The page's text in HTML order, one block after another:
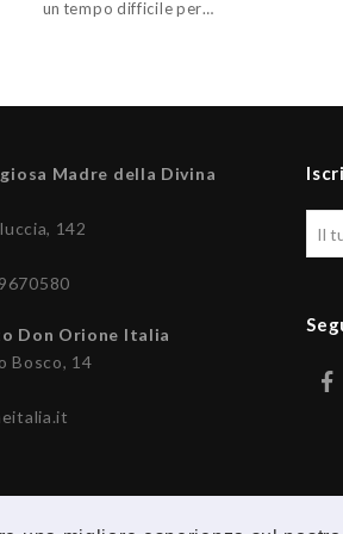
un tempo difficile per…
Madre della Divina
142
Don Orione Italia
Bosco, 14